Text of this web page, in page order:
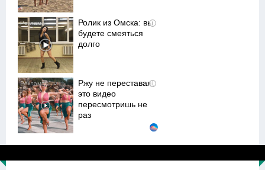
i
Ролик из Омска: вы
будете смеяться
долго
i
Ржу не переставая,
это видео
пересмотришь не
раз
i
Королева вагона